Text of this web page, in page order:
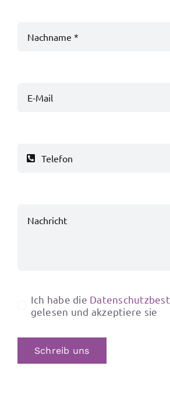
Ich habe die
gelesen und akzeptiere sie
Schreib uns